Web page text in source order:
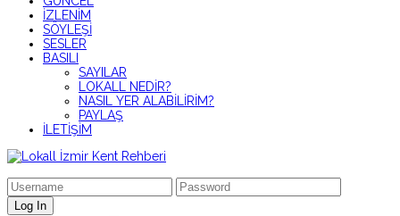
İZLENİM
SÖYLEŞİ
SESLER
BASILI
SAYILAR
LOKALL NEDİR?
NASIL YER ALABİLİRİM?
PAYLAŞ
İLETİŞİM